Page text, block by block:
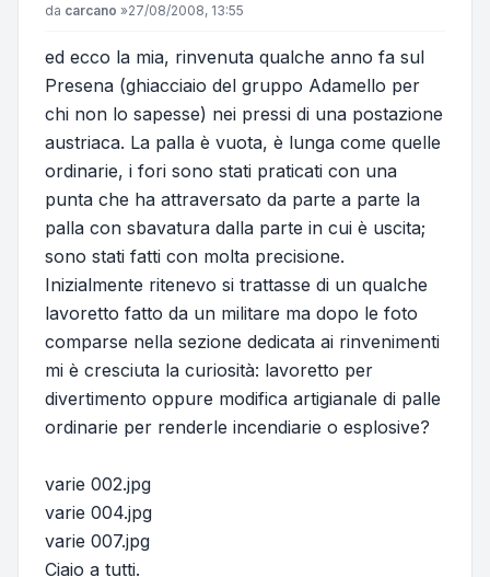
Messaggio
da carcano »27/08/2008, 13:55
ed ecco la mia, rinvenuta qualche anno fa sul
Presena (ghiacciaio del gruppo Adamello per
chi non lo sapesse) nei pressi di una postazione
austriaca. La palla è vuota, è lunga come quelle
ordinarie, i fori sono stati praticati con una
punta che ha attraversato da parte a parte la
palla con sbavatura dalla parte in cui è uscita;
sono stati fatti con molta precisione.
Inizialmente ritenevo si trattasse di un qualche
lavoretto fatto da un militare ma dopo le foto
comparse nella sezione dedicata ai rinvenimenti
mi è cresciuta la curiosità: lavoretto per
divertimento oppure modifica artigianale di palle
ordinarie per renderle incendiarie o esplosive?
varie 002.jpg
varie 004.jpg
varie 007.jpg
Ciaio a tutti.